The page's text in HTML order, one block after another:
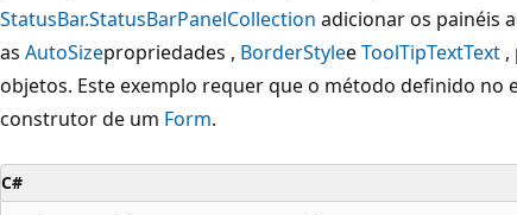
StatusBar.StatusBarPanelCollection adicionar os painéis
as AutoSizepropriedades , BorderStyleeToolTipTextText ,
objetos. Este exemplo requer que o método definido no
construtor de um Form.
C#